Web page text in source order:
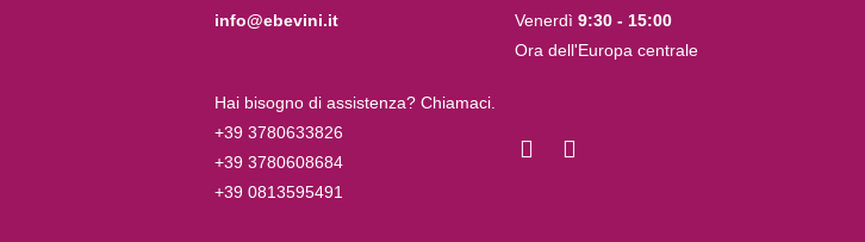
info@ebevini.it
Hai bisogno di assistenza? Chiamaci.
+39 3780633826
+39 3780608684
+39 0813595491
Venerdì 9:30 - 15:00
Ora dell'Europa centrale